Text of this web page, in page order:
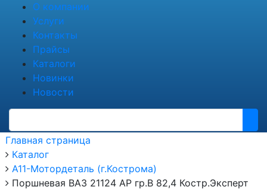
О компании
Услуги
Контакты
Прайсы
Каталоги
Новинки
Новости
Главная страница
Каталог
А11-Мотордеталь (г.Кострома)
Поршневая ВАЗ 21124 АР гр.B 82,4 Костр.Эксперт